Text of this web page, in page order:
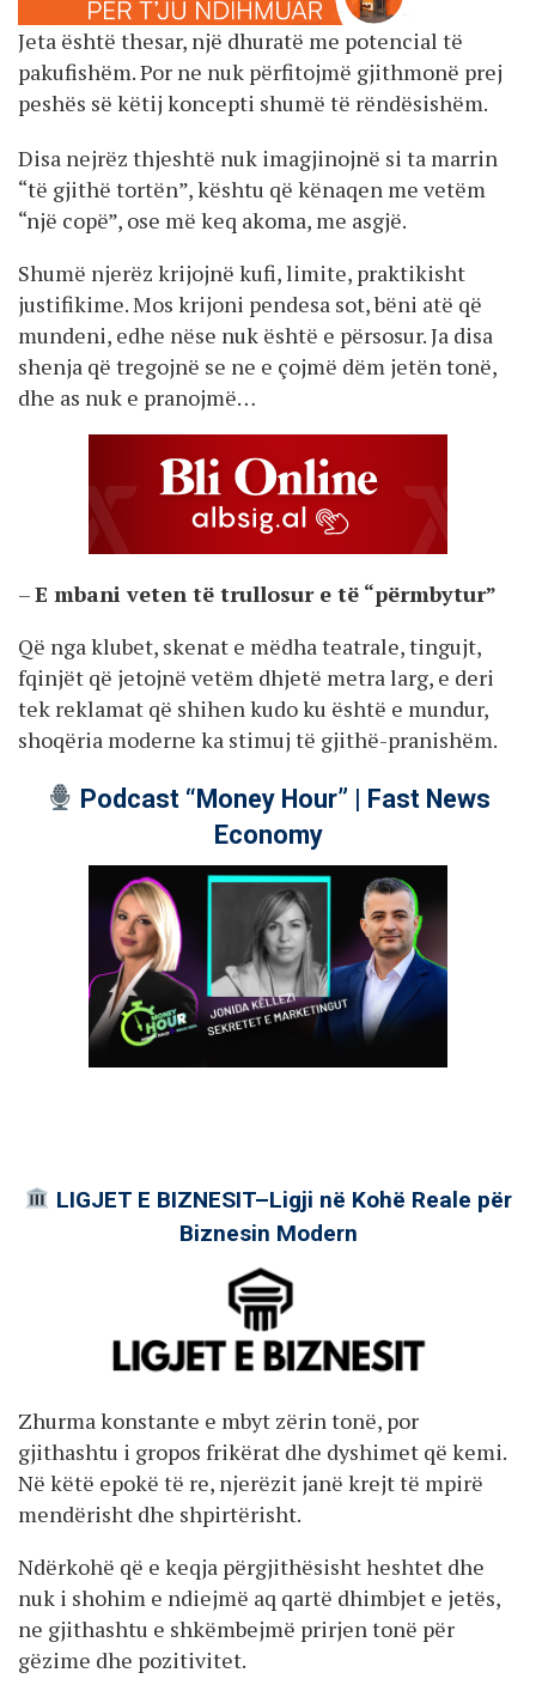
Jeta është thesar, një dhuratë me potencial të
pakufishëm. Por ne nuk përfitojmë gjithmonë prej
peshës së këtij koncepti shumë të rëndësishëm.
Disa nejrëz thjeshtë nuk imagjinojnë si ta marrin
“të gjithë tortën”, kështu që kënaqen me vetëm
“një copë”, ose më keq akoma, me asgjë.
Shumë njerëz krijojnë kufi, limite, praktikisht
justifikime. Mos krijoni pendesa sot, bëni atë që
mundeni, edhe nëse nuk është e përsosur. Ja disa
shenja që tregojnë se ne e çojmë dëm jetën tonë,
dhe as nuk e pranojmë…
–E mbani veten të trullosur e të “përmbytur”
Që nga klubet, skenat e mëdha teatrale, tingujt,
fqinjët që jetojnë vetëm dhjetë metra larg, e deri
tek reklamat që shihen kudo ku është e mundur,
shoqëria moderne ka stimuj të gjithë-pranishëm.
Podcast “Money Hour” | Fast News
Economy
LIGJET E BIZNESIT–Ligji në Kohë Reale për
Biznesin Modern
Zhurma konstante e mbyt zërin tonë, por
gjithashtu i gropos frikërat dhe dyshimet që kemi.
Në këtë epokë të re, njerëzit janë krejt të mpirë
mendërisht dhe shpirtërisht.
Ndërkohë që e keqja përgjithësisht heshtet dhe
nuk i shohim e ndiejmë aq qartë dhimbjet e jetës,
ne gjithashtu e shkëmbejmë prirjen tonë për
gëzime dhe pozitivitet.